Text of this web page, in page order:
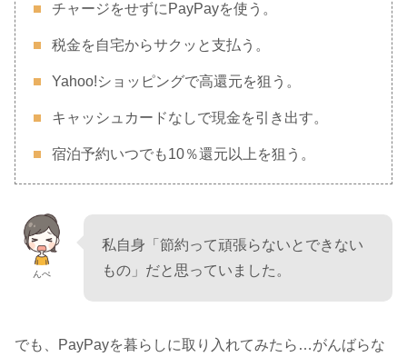
チャージをせずにPayPayを使う。
税金を自宅からサクッと支払う。
Yahoo!ショッピングで高還元を狙う。
キャッシュカードなしで現金を引き出す。
宿泊予約いつでも10％還元以上を狙う。
んぺ
私自身「節約って頑張らないとできない
もの」だと思っていました。
でも、PayPayを暮らしに取り入れてみたら…がんばらな